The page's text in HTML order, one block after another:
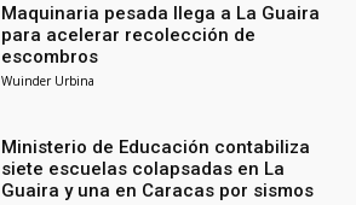
Maquinaria pesada llega a La Guaira
para acelerar recolección de
escombros
Wuinder Urbina
Ministerio de Educación contabiliza
siete escuelas colapsadas en La
Guaira y una en Caracas por sismos